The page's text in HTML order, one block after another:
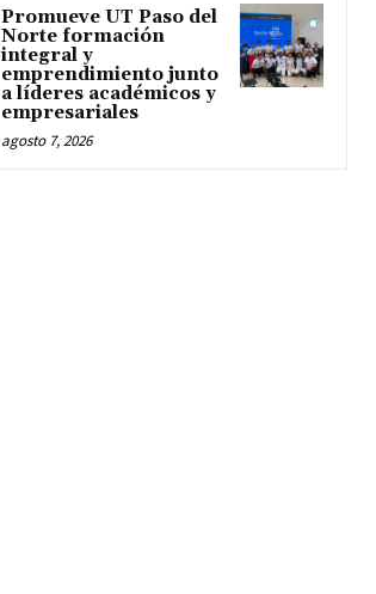
Promueve UT Paso del
Norte formación
integral y
emprendimiento junto
a líderes académicos y
empresariales
agosto 7, 2026